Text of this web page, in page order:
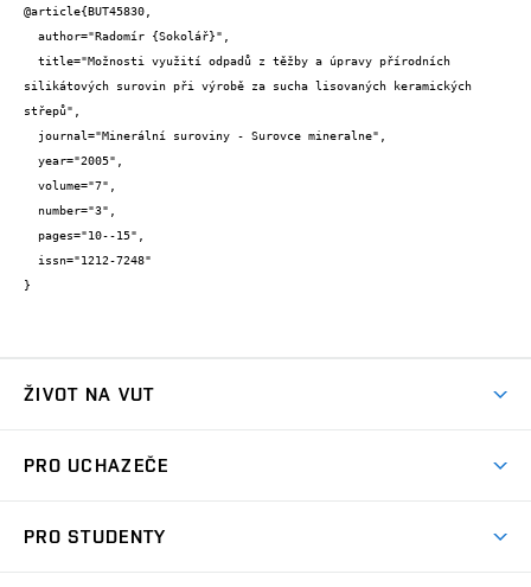
@article{BUT45830,
silikátových surovin při výrobě za sucha lisovaných keramických
střepů",
}
ŽIVOT NA VUT
Koleje
PRO UCHAZEČE
PRO STUDENTY